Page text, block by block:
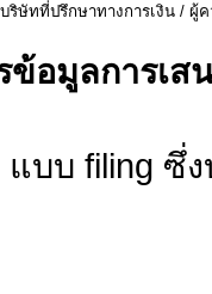
บริษัทที่ปรึกษาทางการเงิน / ผู้
ข้อมูลการเ
แบบ filing ซึ่ง